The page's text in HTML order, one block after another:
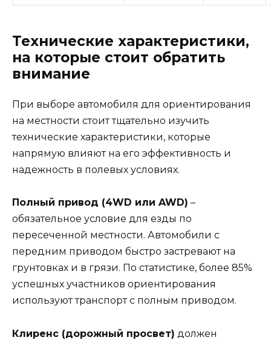
Технические характеристики,
на которые стоит обратить
внимание
При выборе автомобиля для ориентирования
на местности стоит тщательно изучить
технические характеристики, которые
напрямую влияют на его эффективность и
надежность в полевых условиях.
Полный привод (4WD или AWD) –
обязательное условие для езды по
пересеченной местности. Автомобили с
передним приводом быстро застревают на
грунтовках и в грязи. По статистике, более 85%
успешных участников ориентирования
используют транспорт с полным приводом.
Клиренс (дорожный просвет) должен